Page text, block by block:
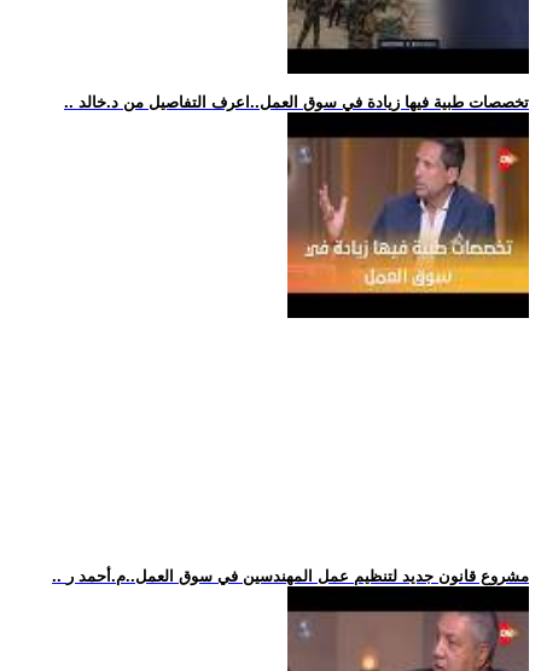
.. تخصصات طبية فيها زيادة في سوق العمل..اعرف التفاصيل من د.خالد
.. مشروع قانون جديد لتنظيم عمل المهندسين في سوق العمل..م.أحمد ر